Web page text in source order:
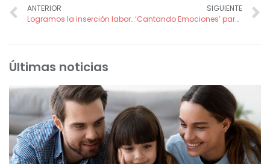
ANTERIOR
Logramos la inserción laboral de 19 mujeres en situación de desventaja
SIGUIENTE
‘Cantando Emociones’ para acompañar a nuestros mayores a través de la música
Últimas noticias